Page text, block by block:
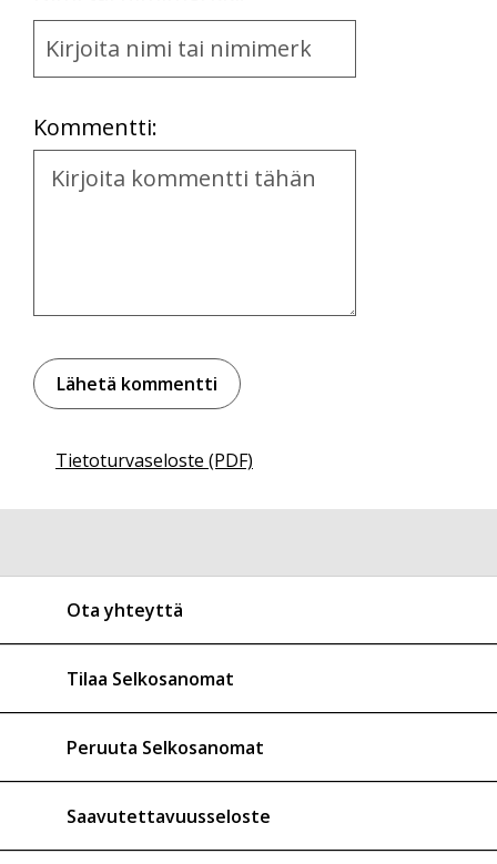
Name
and
Kommentti:
Kommentti
Tietoturvaseloste (PDF)
Ota yhteyttä
Tilaa Selkosanomat
Peruuta Selkosanomat
Saavutettavuusseloste